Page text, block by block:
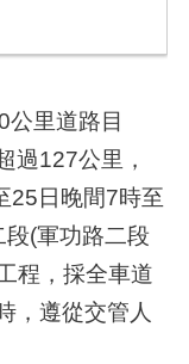
公里道路目
過127公里，
25日晚間7時至
(軍功路二段
程，採全車道
，遵從交管人